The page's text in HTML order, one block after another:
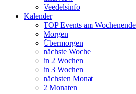
Veedelsinfo
Kalender
TOP Events am Wochenende
Morgen
Übermorgen
nächste Woche
in 2 Wochen
in 3 Wochen
nächsten Monat
2 Monaten